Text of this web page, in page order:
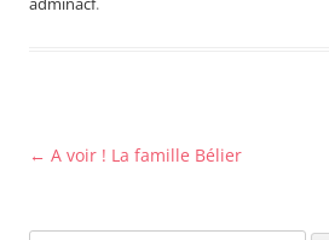
Navigation
← A voir ! La famille Bélier